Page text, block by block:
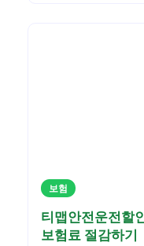
보험
티맵안전운전할
보험료 절감하기